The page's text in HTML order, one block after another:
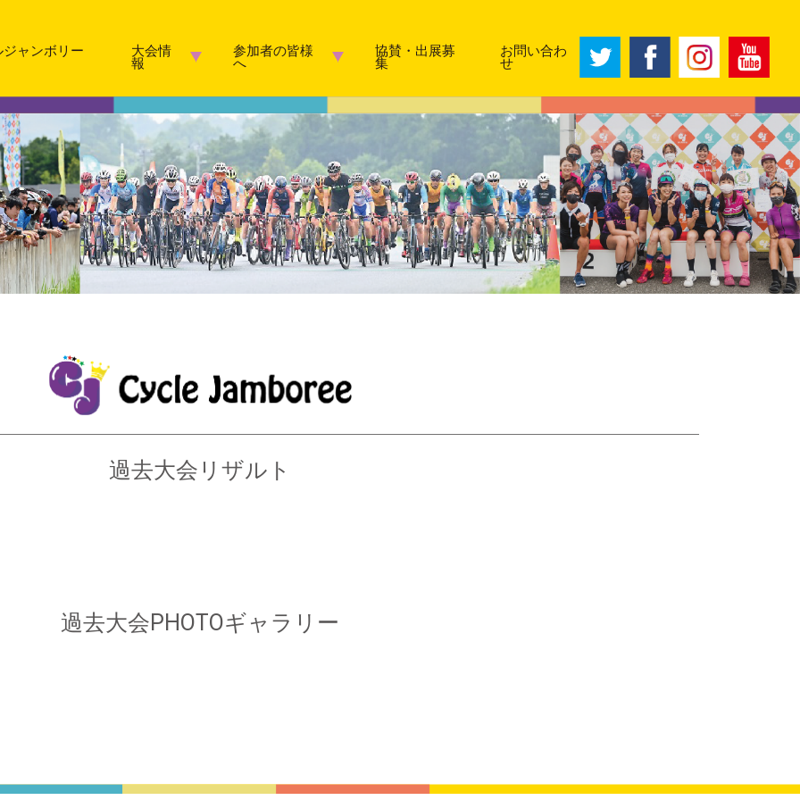
ャンボリー 大会情
報
参加者の皆様
へ
協賛・出展募
集
お問い合わ
せ
過去大会リザルト
過去大会PHOTOギャラリー